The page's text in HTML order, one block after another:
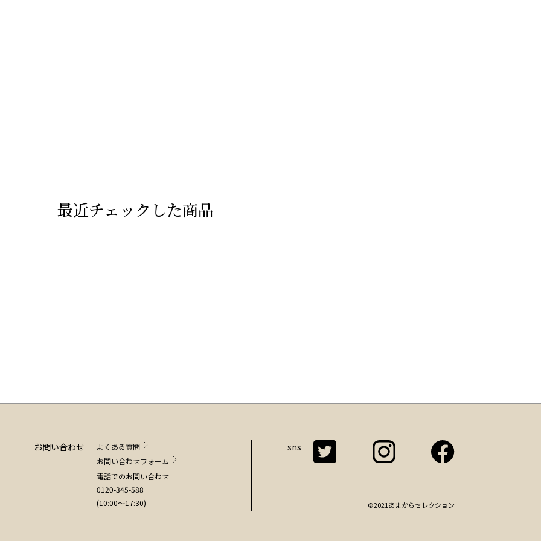
最近チェックした商品
お問い合わせ
よくある質問
お問い合わせフォーム
電話でのお問い合わせ
0120-345-588
(10:00～17:30)
sns
©2021あまからセレクション